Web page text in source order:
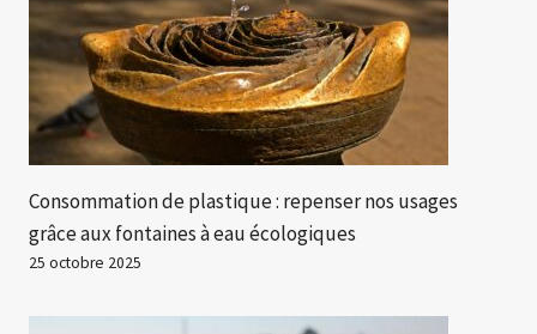
Consommation de plastique : repenser nos usages
grâce aux fontaines à eau écologiques
25 octobre 2025